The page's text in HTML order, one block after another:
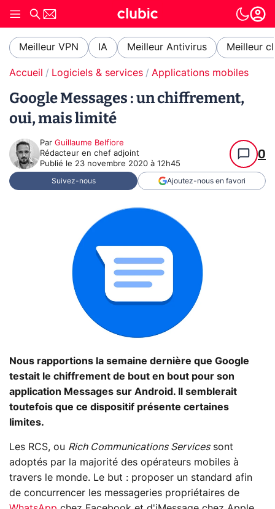
Meilleur VPN IA Meilleur Antivirus Meilleur
Accueil Logiciels & services Applications mobiles
Google Messages : un chiffrement,
oui, mais limité
Par Guillaume Belfiore
Rédacteur en chef adjoint
Publié le 23 novembre 2020 à 12h45
0
Suivez-nous Ajoutez-nous en favori
Nous rapportions la semaine dernière que Google
testait le chiffrement de bout en bout pour son
application Messages sur Android. Il semblerait
toutefois que ce dispositif présente certaines
limites.
Les RCS, ou Rich Communications Servicessont
adoptés par la majorité des opérateurs mobiles à
travers le monde. Le but : proposer un standard afin
de concurrencer les messageries propriétaires de